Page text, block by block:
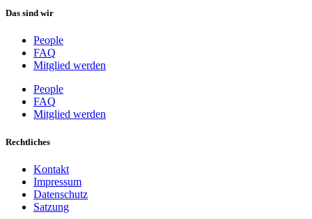
Das sind wir
People
FAQ
Mitglied werden
People
FAQ
Mitglied werden
Rechtliches
Kontakt
Impressum
Datenschutz
Satzung